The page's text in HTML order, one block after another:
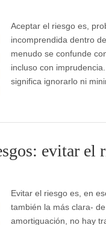
Aceptar el riesgo es,
incomprendida dentro
menudo se confunde
incluso con
significa ignorarlo ni
evitar el
Evitar el riesgo es, en
también la más clara-
amortiguación, no hay